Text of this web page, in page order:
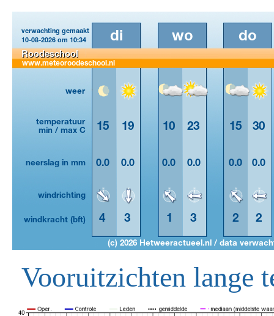
Vooruitzichten lange